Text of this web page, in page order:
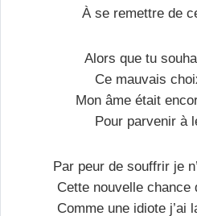
À se remettre de
Alors que tu
Ce mauvais
Mon âme était
Pour parvenir à
Par peur de souffrir je
Cette nouvelle chance
Comme une idiote j’ai